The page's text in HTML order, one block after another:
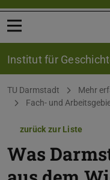
Menü öffnen
Institut für
Sie befinden sich hier:
TU Darmstadt Mehr
Fach- und
zurück zur Liste
Was